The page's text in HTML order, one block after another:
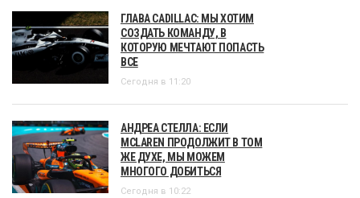
ГЛАВА CADILLAC: МЫ ХОТИМ
СОЗДАТЬ КОМАНДУ, В
КОТОРУЮ МЕЧТАЮТ ПОПАСТЬ
ВСЕ
Сегодня в 11:20
АНДРЕА СТЕЛЛА: ЕСЛИ
MCLAREN ПРОДОЛЖИТ В ТОМ
ЖЕ ДУХЕ, МЫ МОЖЕМ
МНОГОГО ДОБИТЬСЯ
Сегодня в 10:22